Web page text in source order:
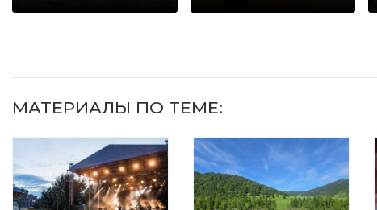
МАТЕРИАЛЫ ПО ТЕМЕ: